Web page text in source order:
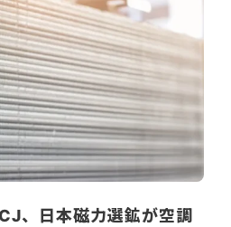
、日本磁力選鉱が空調